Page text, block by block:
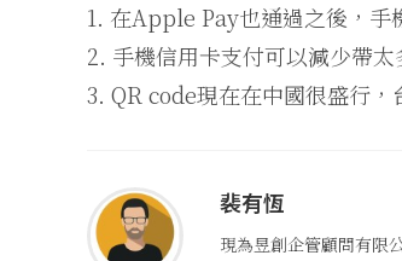
1. 在Apple Pay也通過之後，手
2. 手機信用卡支付可以減少帶太
3. QR code現在在中國很盛行
裴有恆
現為昱創企管顧問有限